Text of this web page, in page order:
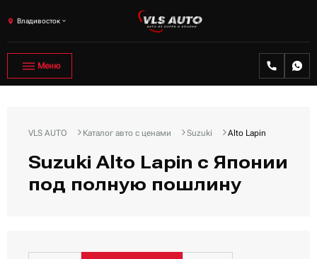
Владивосток
Меню
VLS AUTO Каталог авто с ценами Suzuki Alto Lapin
Suzuki Alto Lapin с Японии
под полную пошлину